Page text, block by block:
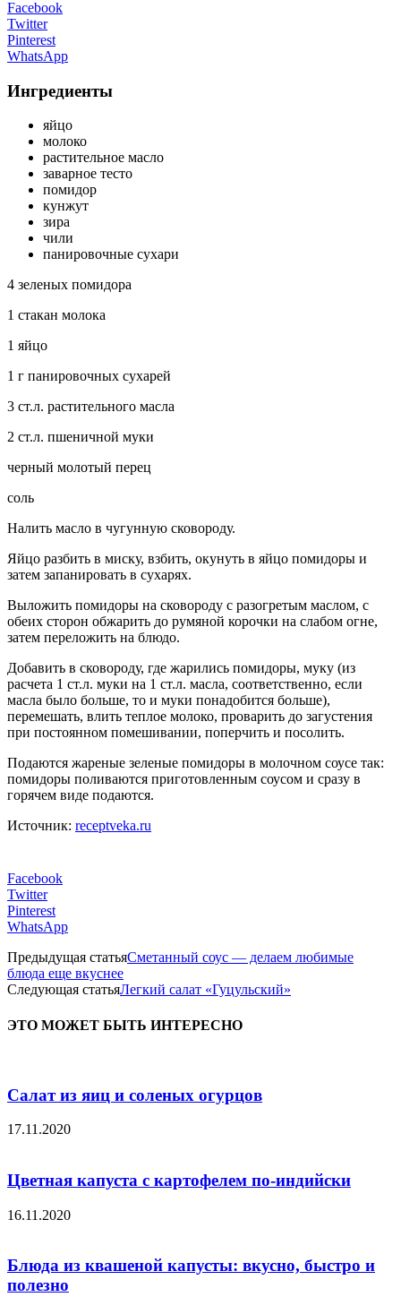
Facebook
Twitter
Pinterest
WhatsApp
Ингредиенты
яйцо
молоко
растительное масло
заварное тесто
помидор
кунжут
зира
чили
панировочные сухари
4 зеленых помидора
1 стакан молока
1 яйцо
1 г панировочных сухарей
3 ст.л. растительного масла
2 ст.л. пшеничной муки
черный молотый перец
соль
Налить масло в чугунную сковороду.
Яйцо разбить в миску, взбить, окунуть в яйцо помидоры и
затем запанировать в сухарях.
Выложить помидоры на сковороду с разогретым маслом, с
обеих сторон обжарить до румяной корочки на слабом огне,
затем переложить на блюдо.
Добавить в сковороду, где жарились помидоры, муку (из
расчета 1 ст.л. муки на 1 ст.л. масла, соответственно, если
масла было больше, то и муки понадобится больше),
перемешать, влить теплое молоко, проварить до загустения
при постоянном помешивании, поперчить и посолить.
Подаются жареные зеленые помидоры в молочном соусе так:
помидоры поливаются приготовленным соусом и сразу в
горячем виде подаются.
Источник: receptveka.ru
Facebook
Twitter
Pinterest
WhatsApp
Предыдущая статьяСметанный соус — делаем любимые
блюда еще вкуснее
Следующая статьяЛегкий салат «Гуцульский»
ЭТО МОЖЕТ БЫТЬ ИНТЕРЕСНО
Салат из яиц и соленых огурцов
17.11.2020
Цветная капуста с картофелем по-индийски
16.11.2020
Блюда из квашеной капусты: вкусно, быстро и
полезно